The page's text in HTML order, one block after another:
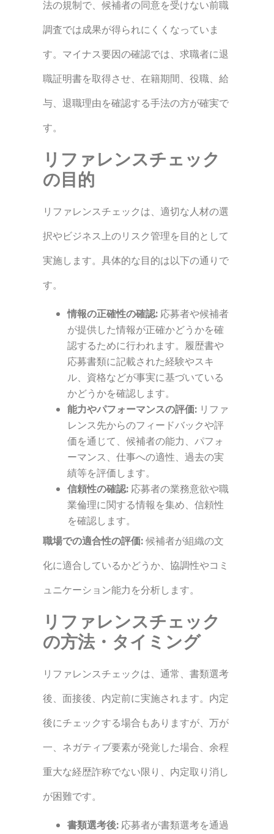
法の規制で、候補者の同意を受けない前職
調査では成果が得られにくくなっていま
す。マイナス要因の確認では、求職者に退
職証明書を取得させ、在籍期間、役職、給
与、退職理由を確認する手法の方が確実で
す。
リファレンスチェック
の目的
リファレンスチェックは、適切な人材の選
択やビジネス上のリスク管理を目的として
実施します。具体的な目的は以下の通りで
す。
情報の正確性の確認: 応募者や候補者
が提供した情報が正確かどうかを確
認するために行われます。履歴書や
応募書類に記載された経験やスキ
ル、資格などが事実に基づいている
かどうかを確認します。
能力やパフォーマンスの評価: リファ
レンス先からのフィードバックや評
価を通じて、候補者の能力、パフォ
ーマンス、仕事への適性、過去の実
績等を評価します。
信頼性の確認: 応募者の業務意欲や職
業倫理に関する情報を集め、信頼性
を確認します。
職場での適合性の評価:候補者が組織の文
化に適合しているかどうか、協調性やコミ
ュニケーション能力を分析します。
リファレンスチェック
の方法・タイミング
リファレンスチェックは、通常、書類選考
後、面接後、内定前に実施されます。内定
後にチェックする場合もありますが、万が
一、ネガティブ要素が発覚した場合、余程
重大な経歴詐称でない限り、内定取り消し
が困難です。
書類選考後: 応募者が書類選考を通過